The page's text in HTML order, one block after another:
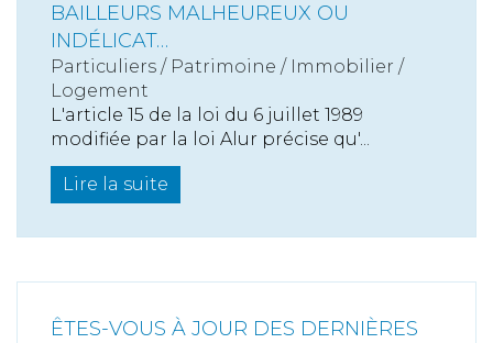
BAILLEURS MALHEUREUX OU
INDÉLICAT…
Particuliers / Patrimoine / Immobilier /
Logement
L'article 15 de la loi du 6 juillet 1989
modifiée par la loi Alur précise qu'...
Lire la suite
ÊTES-VOUS À JOUR DES DERNIÈRES